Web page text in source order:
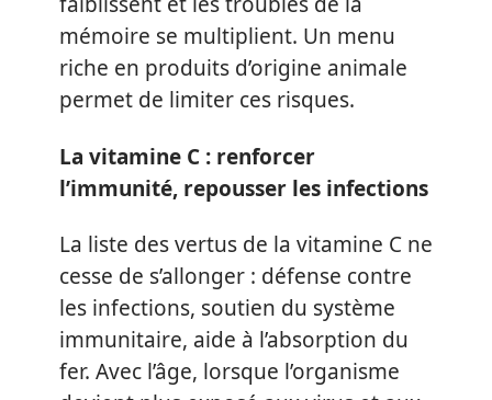
mémoire se multiplient. Un menu
riche en produits d’origine animale
permet de limiter ces risques.
La vitamine C : renforcer
l’immunité, repousser les infections
La liste des vertus de la vitamine C ne
cesse de s’allonger : défense contre
les infections, soutien du système
immunitaire, aide à l’absorption du
fer. Avec l’âge, lorsque l’organisme